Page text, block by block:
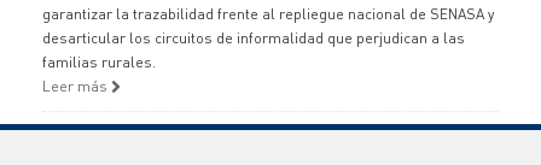
garantizar la trazabilidad frente al repliegue nacional de SENASA y
desarticular los circuitos de informalidad que perjudican a las
familias rurales.
Leer más